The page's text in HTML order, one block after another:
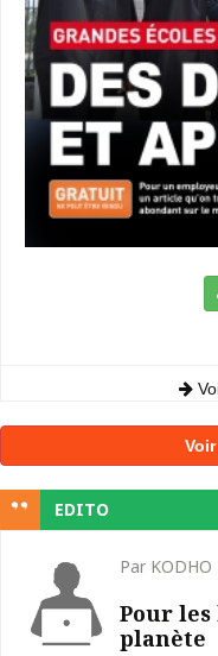
EDITO
Par KODHO
Pour
planète